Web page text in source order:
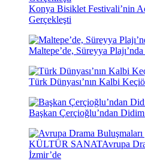
Konya Bisiklet Festivali’nin
Gerçekleşti
Maltepe’de, Süreyya
Türk Dünyası’nın Kalbi
Başkan Çerçioğlu’ndan
KÜLTÜR SANATAvrupa
İzmir’de